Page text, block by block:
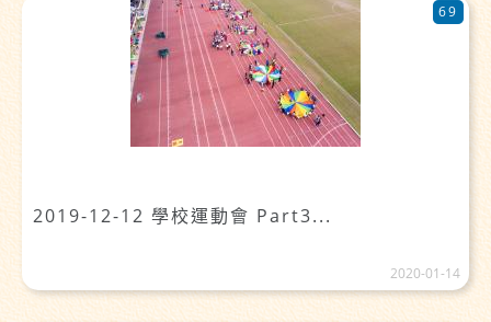
2019-12-12 學校運動會 Part3...
69
2020-01-14